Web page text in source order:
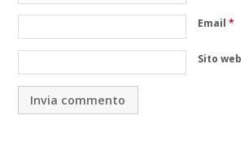
Email *
Sito web